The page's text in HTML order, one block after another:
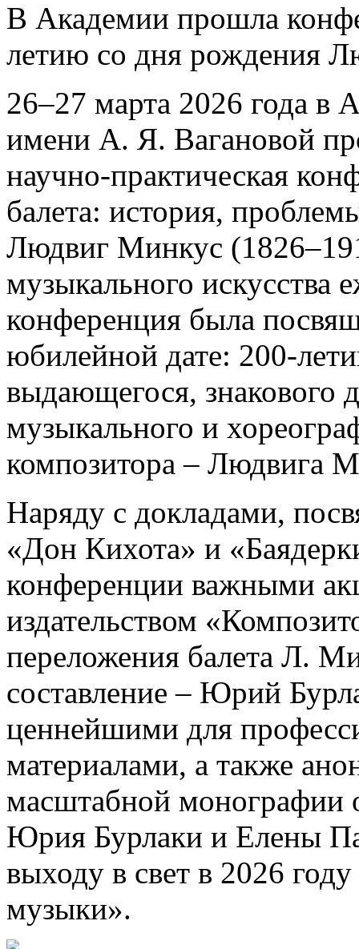
В Академии прошла
летию со дня рождения
26–27 марта 2026 года в
имени А. Я. Вагановой
научно-практическая
балета: история,
Людвиг Минкус
музыкального искусства
конференция была
юбилейной дате: 200-
выдающегося, знакового
музыкального и
композитора – Людвига
Наряду с докладами,
«Дон Кихота» и
конференции важными
издательством
переложения балета Л.
составление – Юрий
ценнейшими для
материалами, а также
масштабной монографии
Юрия Бурлаки и Елены
выходу в свет в 2026
музыки».